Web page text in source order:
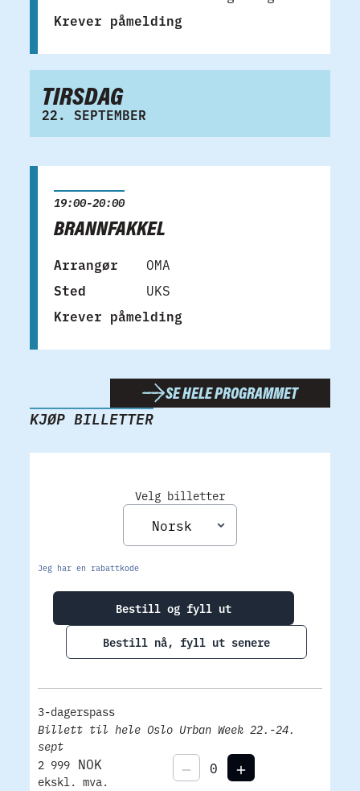
Krever påmelding
TIRSDAG
22. SEPTEMBER
19:00-20:00
BRANNFAKKEL
Arrangør
OMA
Sted
UKS
Krever påmelding
SE HELE PROGRAMMET
KJØP BILLETTER
Velg billetter
Jeg har en rabattkode
Bestill og fyll ut
Bestill nå, fyll ut senere
3-dagerspass
Billett til hele Oslo Urban Week 22.-24.
sept
2 999 NOK
ekskl. mva.